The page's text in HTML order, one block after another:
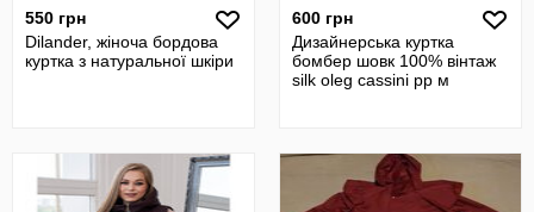
550 грн
Dilander, жіноча бордова
куртка з натуральної шкіри
600 грн
Дизайнерська куртка
бомбер шовк 100% вінтаж
silk oleg cassini рр м